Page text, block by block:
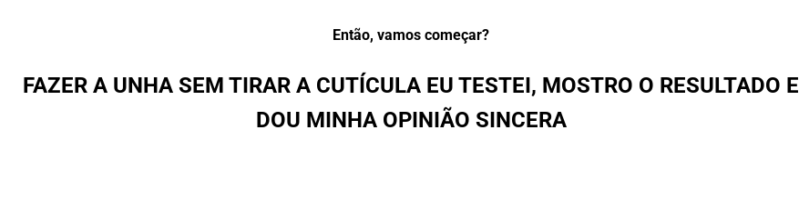
Então, vamos começar?
FAZER A UNHA SEM TIRAR A CUTÍCULA EU TESTEI, MOSTRO O RESULTADO E
DOU MINHA OPINIÃO SINCERA